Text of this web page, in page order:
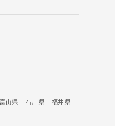
富山県 石川県 福井県